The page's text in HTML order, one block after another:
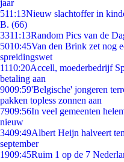
jaar
511:13Nieuw slachtoffer in
B. (66)
3311:13Random Pics van de
5010:45Van den Brink zet nog
spreidingswet
1110:20Accell, moederbedrijf
betaling aan
9009:59'Belgische' jongeren
pakken topless zonnen aan
7909:56In veel gemeenten
nieuw
3409:49Albert Heijn halveert
september
1909:45Ruim 1 op de 7